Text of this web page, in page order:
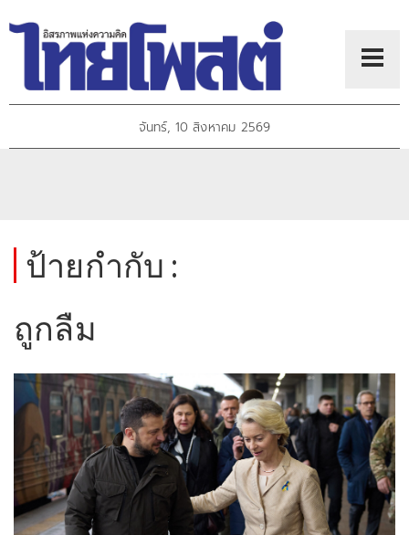
จันทร์, 10 สิงหาคม 2569
ป้ายกำกับ :
ถูกลืม